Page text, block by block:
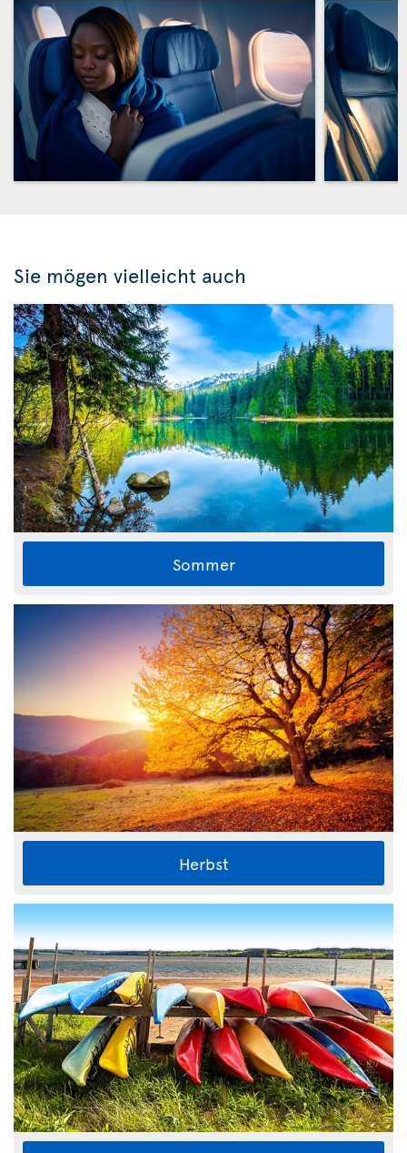
Sie mögen vielleicht auch
Sommer
Herbst